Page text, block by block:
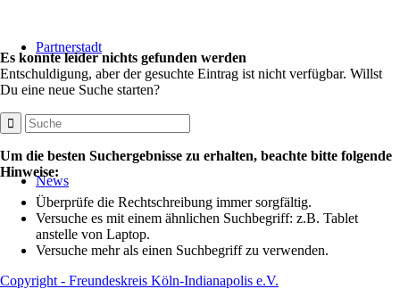
Partnerstadt
News
Es konnte leider nichts gefunden werden
Entschuldigung, aber der gesuchte Eintrag ist nicht verfügbar. Willst
Du eine neue Suche starten?
Um die besten Suchergebnisse zu erhalten, beachte bitte folgende
Hinweise:
Überprüfe die Rechtschreibung immer sorgfältig.
Versuche es mit einem ähnlichen Suchbegriff: z.B. Tablet
anstelle von Laptop.
Versuche mehr als einen Suchbegriff zu verwenden.
Copyright - Freundeskreis Köln-Indianapolis e.V.